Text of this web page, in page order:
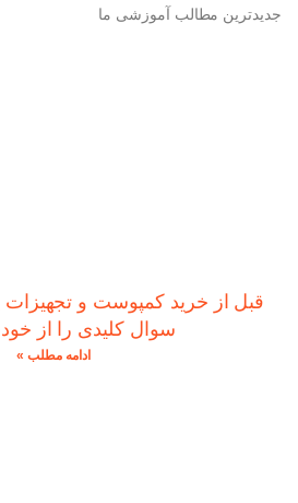
جدیدترین مطالب آموزشی ما
سوال کلیدی را از
ادامه مطلب »